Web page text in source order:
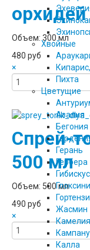
Хвойные
Пихта
Цветущие
Азалия
Бегония
Герань
Гербера
Гибискус
Жасмин
Камелия
Калла
Объем: 300 мл
480 руб
×
Спрей-
500 мл
Объем: 500 мл
490 руб
×